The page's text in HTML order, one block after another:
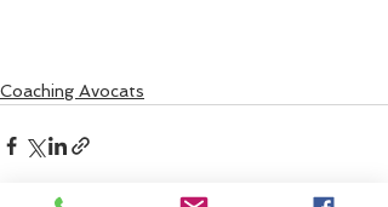
Coaching Avocats